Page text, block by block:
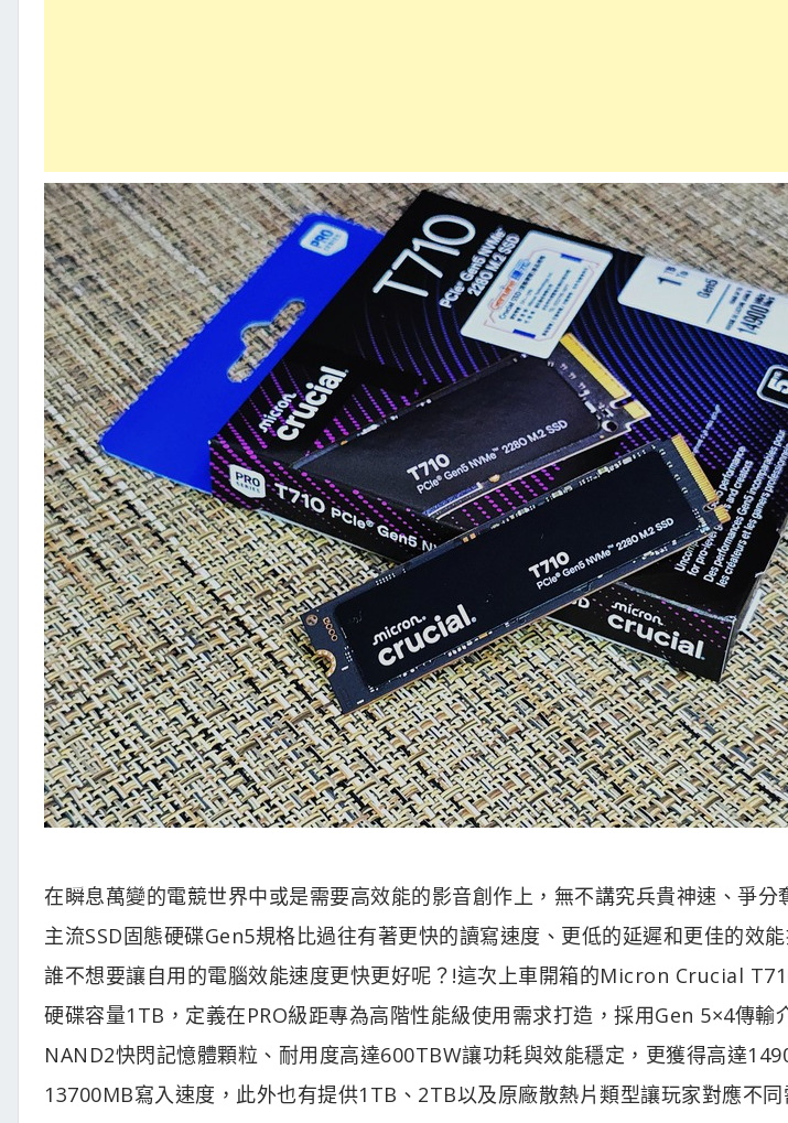
在瞬息萬變的電競世界中或是需要高效能的影音創作上，無不講究兵貴神速、爭分
主流SSD固態硬碟Gen5規格比過往有著更快的讀寫速度、更低的延遲和更佳的效
誰不想要讓自用的電腦效能速度更快更好呢？!這次上車開箱的Micron Crucial
硬碟容量1TB，定義在PRO級距專為高階性能級使用需求打造，採用Gen 5×4傳
NAND2快閃記憶體顆粒、耐用度高達600TBW讓功耗與效能穩定，更獲得高達
13700MB寫入速度，此外也有提供1TB、2TB以及原廠散熱片類型讓玩家對應不同